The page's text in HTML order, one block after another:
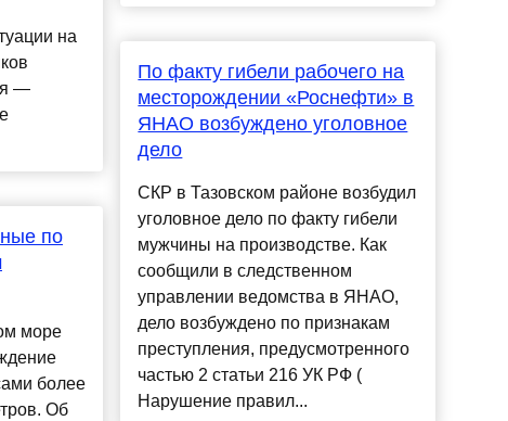
на
—
по
море
более
Об
По факту гибели рабочего на
месторождении «Роснефти» в
ЯНАО возбуждено уголовное
дело
СКР в Тазовском районе возбудил
уголовное дело по факту гибели
мужчины на производстве. Как
сообщили в следственном
управлении ведомства в ЯНАО,
дело возбуждено по признакам
преступления, предусмотренного
частью 2 статьи 216 УК РФ (
Нарушение правил...